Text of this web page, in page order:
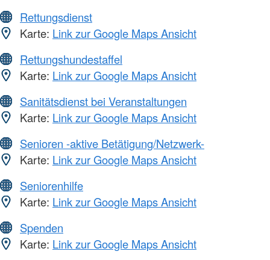
Rettungsdienst
Karte: Link zur Google Maps Ansicht
Rettungshundestaffel
Karte: Link zur Google Maps Ansicht
Sanitätsdienst bei Veranstaltungen
Karte: Link zur Google Maps Ansicht
Senioren -aktive Betätigung/Netzwerk-
Karte: Link zur Google Maps Ansicht
Seniorenhilfe
Karte: Link zur Google Maps Ansicht
Spenden
Karte: Link zur Google Maps Ansicht